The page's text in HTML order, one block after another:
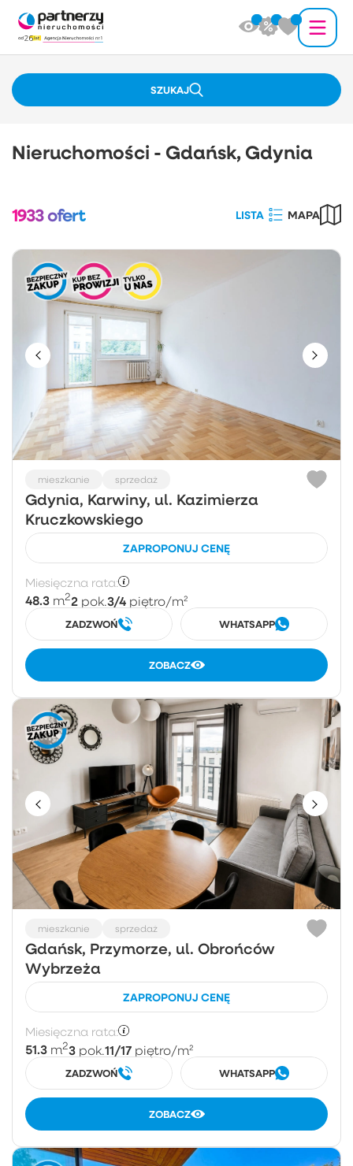
SZUKAJ
Nieruchomości - Gdańsk, Gdynia
1933ofert LISTA MAPA
mieszkanie sprzedaż
Gdynia, Karwiny, ul. Kazimierza
Kruczkowskiego
ZAPROPONUJ CENĘ
Miesięczna rata:
48.3 m22 pok.3/4 piętro/m²
ZADZWOŃ WHATSAPP
ZOBACZ
mieszkanie sprzedaż
Gdańsk, Przymorze, ul. Obrońców
Wybrzeża
ZAPROPONUJ CENĘ
Miesięczna rata:
51.3 m23 pok.11/17 piętro/m²
ZADZWOŃ WHATSAPP
ZOBACZ